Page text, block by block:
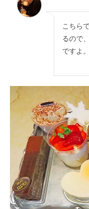
こちら
るので
ですよ。